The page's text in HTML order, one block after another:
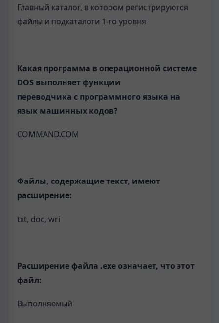
Главный каталог, в котором регистрируются
файлы и подкаталоги 1-го уровня
Какая программа в операционной системе
DOS выполняет функции
переводчика с программного языка на
язык машинных кодов?
COMMAND.COM
Файлы, содержащие текст, имеют
расширение:
txt, doc, wri
Расширение файла .exe означает, что этот
файл:
Выполняемый